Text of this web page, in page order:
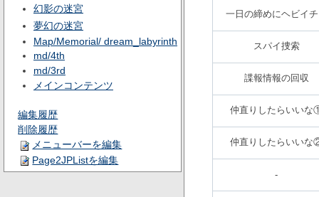
幻影の迷宮
夢幻の迷宮
Map/Memorial/ dream_labyrinth
md/4th
md/3rd
メインコンテンツ
編集履歴
削除履歴
メニューバーを編集
Page2JPListを編集
一日の締めにヘビイ
スパイ捜索
諜報情報の回収
仲直りしたらいいな
仲直りしたらいいな
-